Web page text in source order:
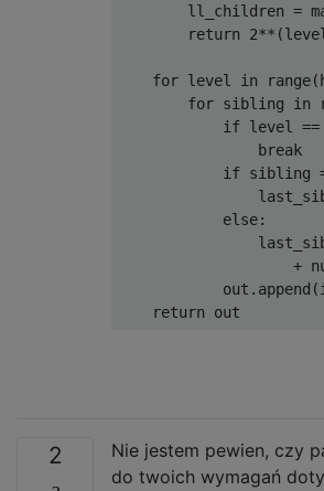
ll_children =
return
for level in
for sibling in
if level
                break
if sibling
            else:
+
2
Nie jestem pewien, czy
do twoich wymagań